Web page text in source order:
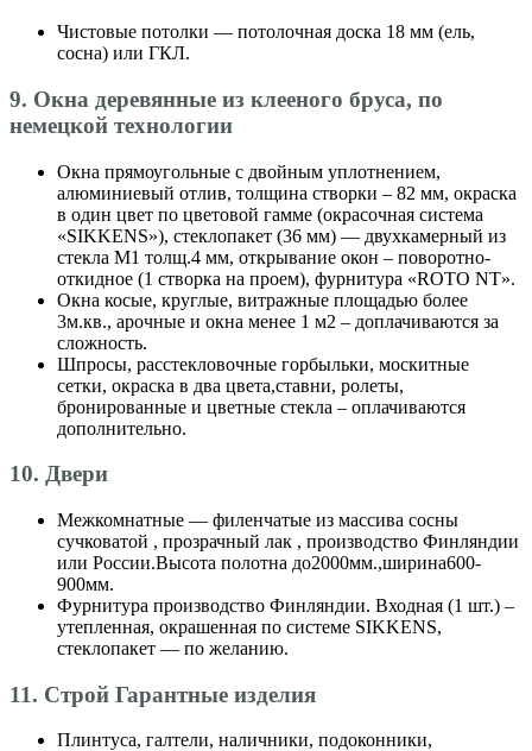
Чистовые потолки — потолочная доска 18 мм (ель,
сосна) или ГКЛ.
9. Окна деревянные из клееного бруса, по
немецкой технологии
Окна прямоугольные с двойным уплотнением,
алюминиевый отлив, толщина створки – 82 мм, окраска
в один цвет по цветовой гамме (окрасочная система
«SIKKENS»), стеклопакет (36 мм) — двухкамерный из
стекла М1 толщ.4 мм, открывание окон – поворотно-
откидное (1 створка на проем), фурнитура «ROTO NT».
Окна косые, круглые, витражные площадью более
3м.кв., арочные и окна менее 1 м2 – доплачиваются за
сложность.
Шпросы, расстекловочные горбыльки, москитные
сетки, окраска в два цвета,ставни, ролеты,
бронированные и цветные стекла – оплачиваются
дополнительно.
10. Двери
Межкомнатные — филенчатые из массива сосны
сучковатой , прозрачный лак , производство Финляндии
или России.Высота полотна до2000мм.,ширина600-
900мм.
Фурнитура производство Финляндии. Входная (1 шт.) –
утепленная, окрашенная по системе SIKKENS,
стеклопакет — по желанию.
11. Строй Гарантные изделия
Плинтуса, галтели, наличники, подоконники,